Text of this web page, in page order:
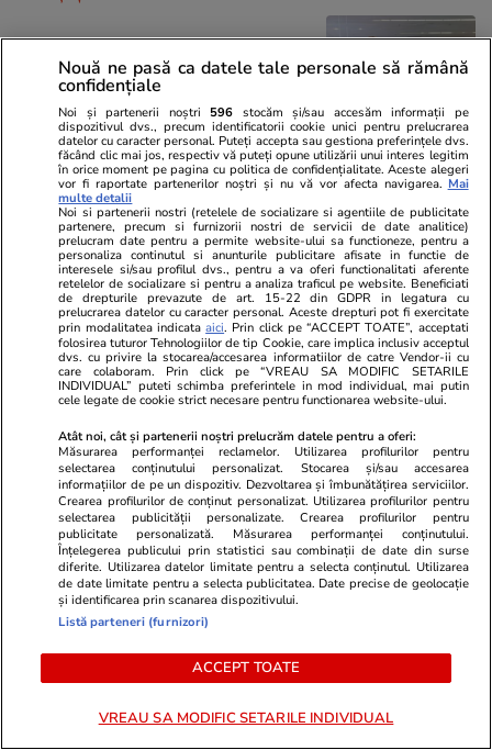
De ce să fotografiezi bagajul
înainte de a pleca în vacanță
Vacanțe și Cultură 13 iun.
Ce să iei cu tine în vacanță: lista
completă de lucruri esențiale
Tehnologie 17 iun.
De ce nu trebuie să setezi aerul
condiţionat la 16°C
Știri România 10 iul.
Câte persoane vor mai locui în
Nouă ne pasă ca datele tale personale să rămână
confidențiale
Noi și partenerii noștri 596 stocăm și/sau accesăm informații pe
dispozitivul dvs., precum identificatorii cookie unici pentru prelucrarea
datelor cu caracter personal. Puteți accepta sau gestiona preferințele dvs.
făcând clic mai jos, respectiv vă puteți opune utilizării unui interes legitim
în orice moment pe pagina cu politica de confidențialitate. Aceste alegeri
vor fi raportate partenerilor noștri și nu vă vor afecta navigarea. Mai
multe detalii
Noi si partenerii nostri (retelele de socializare si agentiile de publicitate
partenere, precum si furnizorii nostri de servicii de date analitice)
prelucram date pentru a permite website-ului sa functioneze, pentru a
personaliza continutul si anunturile publicitare afisate in functie de
interesele si/sau profilul dvs., pentru a va oferi functionalitati aferente
retelelor de socializare si pentru a analiza traficul pe website. Beneficiati
de drepturile prevazute de art. 15-22 din GDPR in legatura cu
prelucrarea datelor cu caracter personal. Aceste drepturi pot fi exercitate
prin modalitatea indicataaici. Prin click pe “ACCEPT TOATE”, acceptati
folosirea tuturor Tehnologiilor de tip Cookie, care implica inclusiv acceptul
dvs. cu privire la stocarea/accesarea informatiilor de catre Vendor-ii cu
care colaboram. Prin click pe “VREAU SA MODIFIC SETARILE
INDIVIDUAL” puteti schimba preferintele in mod individual, mai putin
cele legate de cookie strict necesare pentru functionarea website-ului.
Atât noi, cât și partenerii noștri prelucrăm datele pentru a oferi:
Măsurarea performanței reclamelor. Utilizarea profilurilor pentru
selectarea conținutului personalizat. Stocarea și/sau accesarea
informațiilor de pe un dispozitiv. Dezvoltarea și îmbunătățirea serviciilor.
Crearea profilurilor de conținut personalizat. Utilizarea profilurilor pentru
selectarea publicității personalizate. Crearea profilurilor pentru
publicitate personalizată. Măsurarea performanței conținutului.
Înțelegerea publicului prin statistici sau combinații de date din surse
diferite. Utilizarea datelor limitate pentru a selecta conținutul. Utilizarea
de date limitate pentru a selecta publicitatea. Date precise de geolocație
și identificarea prin scanarea dispozitivului.
Listă parteneri (furnizori)
ACCEPT TOATE
VREAU SA MODIFIC SETARILE INDIVIDUAL